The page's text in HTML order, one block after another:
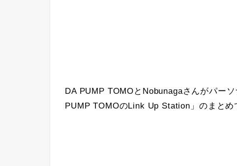
DA PUMP TOMOとNobunagaさんがパー
PUMP TOMOのLink Up Station」のまとめ